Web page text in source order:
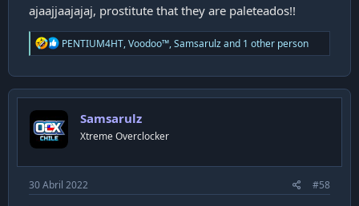
ajaajjaajajaj, prostitute that they are paleteados!!
R
e
c
t
o
n
s
PENTIUM4HT,Voodoo™,Samsarulzand 1 other person
Samsarulz
Xtreme Overclocker
30 Abril 2022 #58